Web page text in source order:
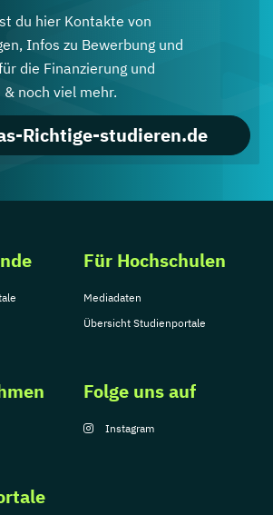
du hier Kontakte von
Infos zu Bewerbung und
die Finanzierung und
noch viel mehr.
Richtige-studieren.de
Für Hochschulen
Mediadaten
Übersicht Studienportale
Folge uns auf
Instagram